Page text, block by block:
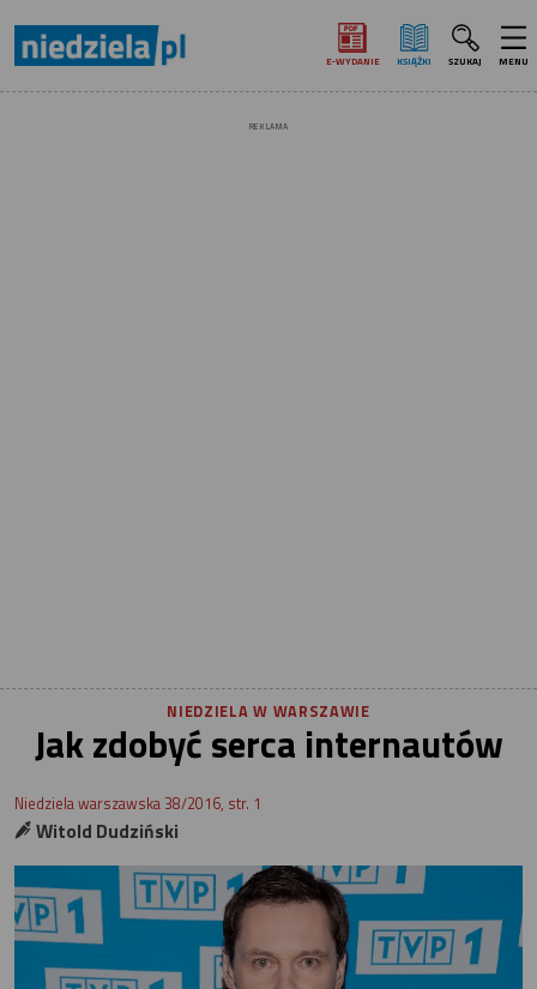
E‑WYDANIE KSIĄŻKI SZUKAJ MENU
REKLAMA
NIEDZIELA W WARSZAWIE
Jak zdobyć serca internautów
Niedziela warszawska 38/2016, str. 1
Witold Dudziński